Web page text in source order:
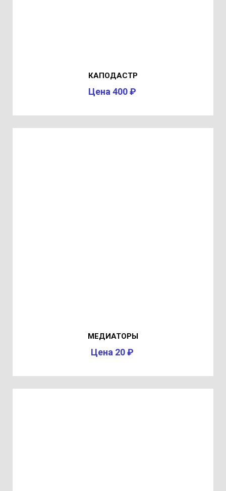
КАПОДАСТР
Цена 400 ₽
МЕДИАТОРЫ
Цена 20 ₽